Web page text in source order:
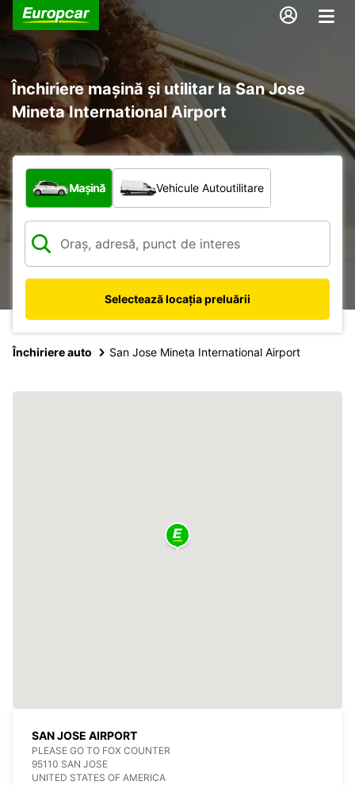
Închiriere mașină și utilitar la San Jose
Mineta International Airport
Ce tip de vehicul?
Mașină Vehicule Autoutilitare
Selectează locația preluării
Închiriere auto San Jose Mineta International Airport
SAN JOSE AIRPORT
PLEASE GO TO FOX COUNTER
95110 SAN JOSE
UNITED STATES OF AMERICA